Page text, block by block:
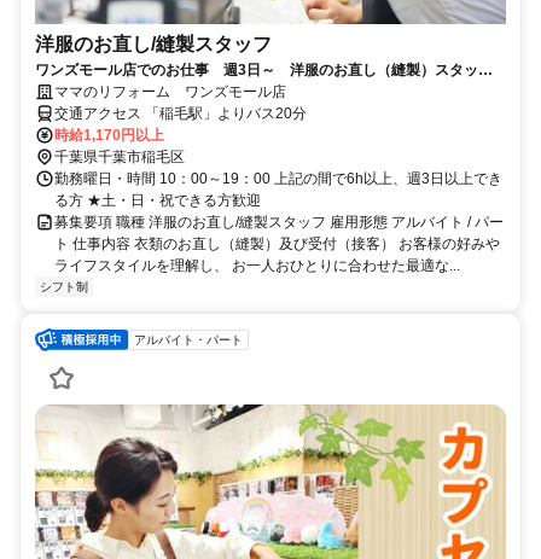
洋服のお直し/縫製スタッフ
ワンズモール店でのお仕事 週3日～ 洋服のお直し（縫製）スタッ
フ ライフスタイルに合わせて働けます！
ママのリフォーム ワンズモール店
交通アクセス 「稲毛駅」よりバス20分
時給1,170円以上
千葉県千葉市稲毛区
勤務曜日・時間 10：00～19：00 上記の間で6h以上、週3日以上でき
る方 ★土・日・祝できる方歓迎
募集要項 職種 洋服のお直し/縫製スタッフ 雇用形態 アルバイト / パー
ト 仕事内容 衣類のお直し（縫製）及び受付（接客） お客様の好みや
ライフスタイルを理解し、 お一人おひとりに合わせた最適な...
シフト制
アルバイト・パート